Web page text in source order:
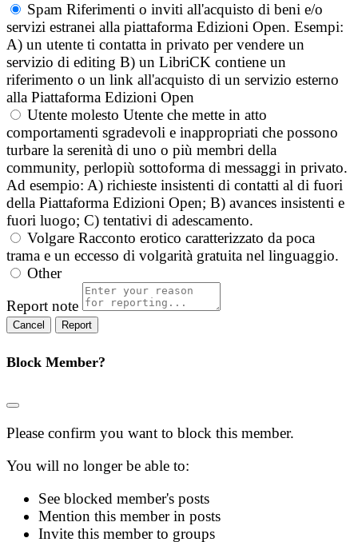
Spam Riferimenti o inviti all'acquisto di beni e/o
servizi estranei alla piattaforma Edizioni Open. Esempi:
A) un utente ti contatta in privato per vendere un
servizio di editing B) un LibriCK contiene un
riferimento o un link all'acquisto di un servizio esterno
alla Piattaforma Edizioni Open
Utente molesto Utente che mette in atto
comportamenti sgradevoli e inappropriati che possono
turbare la serenità di uno o più membri della
community, perlopiù sottoforma di messaggi in privato.
Ad esempio: A) richieste insistenti di contatti al di fuori
della Piattaforma Edizioni Open; B) avances insistenti e
fuori luogo; C) tentativi di adescamento.
Volgare Racconto erotico caratterizzato da poca
trama e un eccesso di volgarità gratuita nel linguaggio.
Other
Report note
Report
Block Member?
Please confirm you want to block this member.
You will no longer be able to:
See blocked member's posts
Mention this member in posts
Invite this member to groups